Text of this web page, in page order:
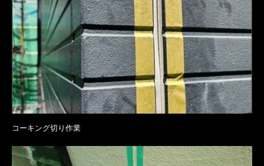
コーキング切り作業